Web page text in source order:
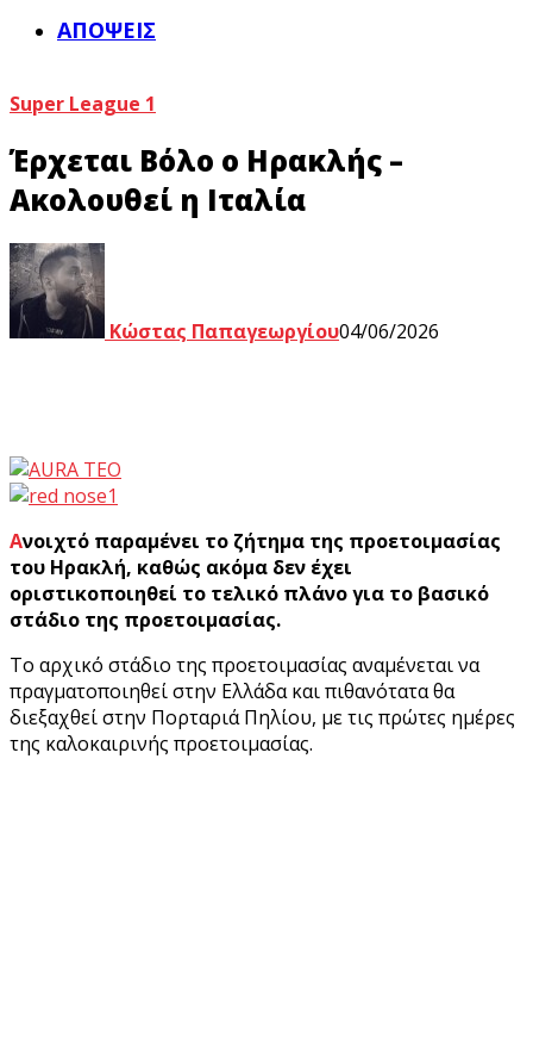
ΑΠΌΨΕΙΣ
Super League 1
Έρχεται Βόλο ο Ηρακλής –
Ακολουθεί η Ιταλία
Κώστας Παπαγεωργίου04/06/2026
Ανοιχτό παραμένει το ζήτημα της προετοιμασίας
του Ηρακλή, καθώς ακόμα δεν έχει
οριστικοποιηθεί το τελικό πλάνο για το βασικό
στάδιο της προετοιμασίας.
Το αρχικό στάδιο της προετοιμασίας αναμένεται να
πραγματοποιηθεί στην Ελλάδα και πιθανότατα θα
διεξαχθεί στην Πορταριά Πηλίου, με τις πρώτες ημέρες
της καλοκαιρινής προετοιμασίας.